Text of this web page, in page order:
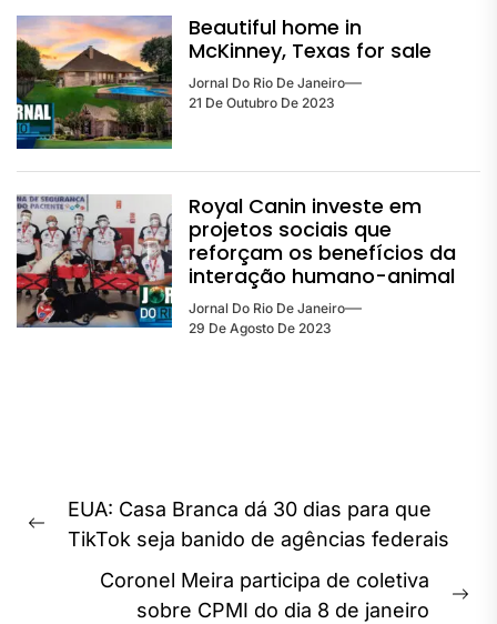
Beautiful home in
McKinney, Texas for sale
Jornal Do Rio De Janeiro
21 De Outubro De 2023
Royal Canin investe em
projetos sociais que
reforçam os benefícios da
interação humano-animal
Jornal Do Rio De Janeiro
29 De Agosto De 2023
Navegação
dePrevious
EUA: Casa Branca dá 30 dias para que
TikTok seja banido de agências federais
Coronel Meira participa de coletiva
sobre CPMI do dia 8 de janeiro